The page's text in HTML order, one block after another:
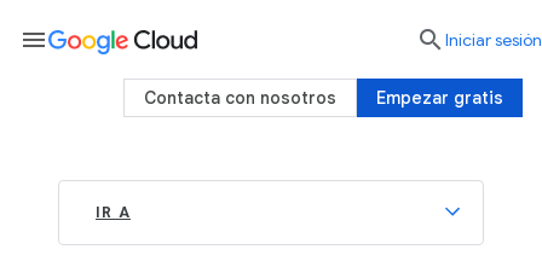
IR A
menu  Iniciar sesión
Empezar gratis
Contacta con nosotros